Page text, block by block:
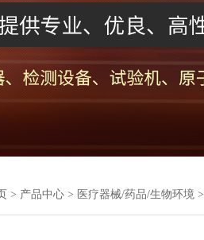
> 产品中心> 医疗器械/药品/生物环境>